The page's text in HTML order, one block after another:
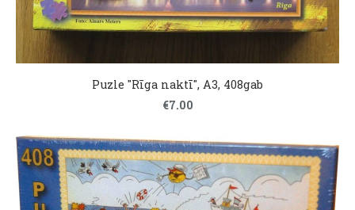
Puzle "Rīga naktī", A3, 408gab
€7.00